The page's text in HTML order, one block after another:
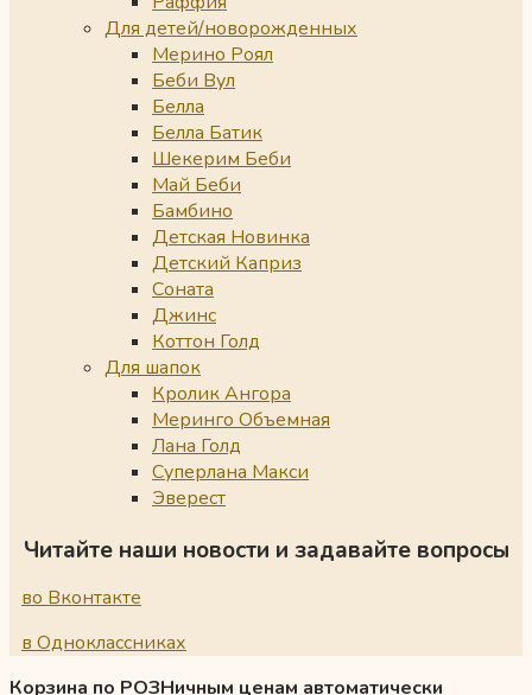
Для детей/новорожденных
Мерино Роял
Беби Вул
Белла
Белла Батик
Шекерим Беби
Май Беби
Бамбино
Детская Новинка
Детский Каприз
Соната
Джинс
Коттон Голд
Для шапок
Кролик Ангора
Меринго Объемная
Лана Голд
Суперлана Макси
Эверест
Читайте наши новости и задавайте вопросы
во Вконтакте
в Одноклассниках
Корзина по РОЗНичным ценам автоматически